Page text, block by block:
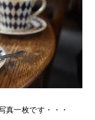
真一枚です・・・